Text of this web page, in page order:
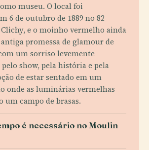
museu. O local foi
6 de outubro de 1889 no 82
e o moinho vermelho ainda
promessa de glamour de
um sorriso levemente
show, pela história e pela
de estar sentado em um
onde as luminárias vermelhas
campo de brasas.
é necessário no Moulin